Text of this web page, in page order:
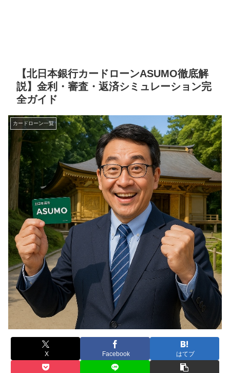
【北日本銀行カードローンASUMO徹底解
説】金利・審査・返済シミュレーション完
全ガイド
カードローン一覧
X Facebook はてブ